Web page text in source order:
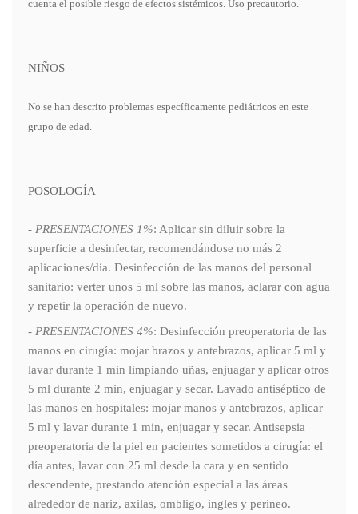
cuenta el posible riesgo de efectos sistémicos. Uso precautorio.
NIÑOS
No se han descrito problemas específicamente pediátricos en este
grupo de edad.
POSOLOGÍA
- PRESENTACIONES 1%: Aplicar sin diluir sobre la
superficie a desinfectar, recomendándose no más 2
aplicaciones/día. Desinfección de las manos del personal
sanitario: verter unos 5 ml sobre las manos, aclarar con agua
y repetir la operación de nuevo.
- PRESENTACIONES 4%: Desinfección preoperatoria de las
manos en cirugía: mojar brazos y antebrazos, aplicar 5 ml y
lavar durante 1 min limpiando uñas, enjuagar y aplicar otros
5 ml durante 2 min, enjuagar y secar. Lavado antiséptico de
las manos en hospitales: mojar manos y antebrazos, aplicar
5 ml y lavar durante 1 min, enjuagar y secar. Antisepsia
preoperatoria de la piel en pacientes sometidos a cirugía: el
día antes, lavar con 25 ml desde la cara y en sentido
descendente, prestando atención especial a las áreas
alrededor de nariz, axilas, ombligo, ingles y perineo.